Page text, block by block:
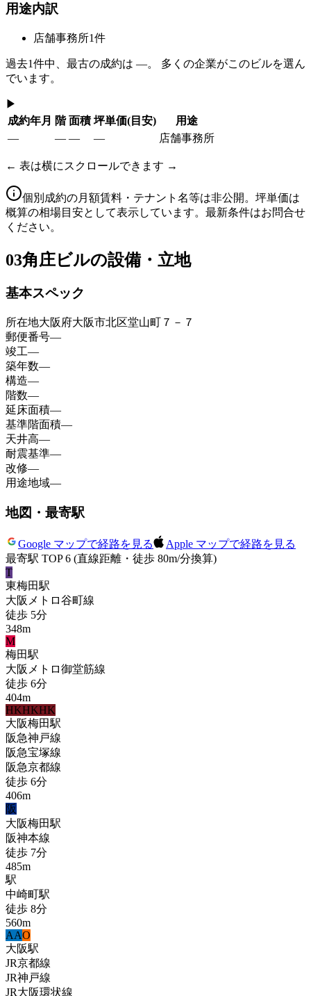
用途内訳
店舗事務所1件
過去1件中、最古の成約は —。 多くの企業がこのビルを選ん
でいます。
▶
成約年月 階 面積 坪単価(目安)
用途
—
— — — 店舗事務所
← 表は横にスクロールできます →
個別成約の月額賃料・テナント名等は非公開。坪単価は
概算の相場目安として表示しています。最新条件はお問合せ
ください。
03角庄ビルの設備・立地
基本スペック
所在地大阪府大阪市北区堂山町７－７
郵便番号—
竣工—
築年数—
構造—
階数—
延床面積—
基準階面積—
天井高—
耐震基準—
改修—
用途地域—
地図・最寄駅
Google マップで経路を見る
Apple マップで経路を見る
最寄駅 TOP 6 (直線距離・徒歩 80m/分換算)
T
東梅田駅
大阪メトロ谷町線
徒歩 5分
348m
M
梅田駅
大阪メトロ御堂筋線
徒歩 6分
404m
HKHKHK
大阪梅田駅
阪急神戸線
阪急宝塚線
阪急京都線
徒歩 6分
406m
阪
大阪梅田駅
阪神本線
徒歩 7分
485m
駅
中崎町駅
徒歩 8分
560m
AAO
大阪駅
JR京都線
JR神戸線
JR大阪環状線